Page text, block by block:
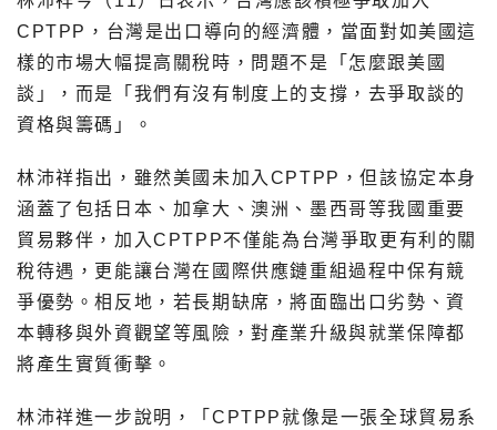
CPTPP，台灣是出口導向的經濟體，當面對如美國這
樣的市場大幅提高關稅時，問題不是「怎麼跟美國
談」，而是「我們有沒有制度上的支撐，去爭取談的
資格與籌碼」。
林沛祥指出，雖然美國未加入CPTPP，但該協定本身
涵蓋了包括日本、加拿大、澳洲、墨西哥等我國重要
貿易夥伴，加入CPTPP不僅能為台灣爭取更有利的關
稅待遇，更能讓台灣在國際供應鏈重組過程中保有競
爭優勢。相反地，若長期缺席，將面臨出口劣勢、資
本轉移與外資觀望等風險，對產業升級與就業保障都
將產生實質衝擊。
林沛祥進一步說明，「CPTPP就像是一張全球貿易系